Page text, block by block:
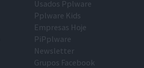
Usados Pplware
Pplware Kids
Empresas Hoje
PiPplware
Newsletter
Grupos Facebook